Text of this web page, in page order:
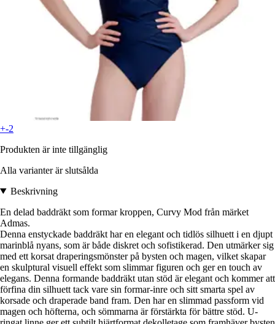
+-2
Produkten är inte tillgänglig
Alla varianter är slutsålda
Beskrivning
En delad baddräkt som formar kroppen, Curvy Mod från märket
Admas.
Denna enstyckade baddräkt har en elegant och tidlös silhuett i en djupt
marinblå nyans, som är både diskret och sofistikerad. Den utmärker sig
med ett korsat draperingsmönster på bysten och magen, vilket skapar
en skulptural visuell effekt som slimmar figuren och ger en touch av
elegans. Denna formande baddräkt utan stöd är elegant och kommer att
förfina din silhuett tack vare sin formar-inre och sitt smarta spel av
korsade och draperade band fram. Den har en slimmad passform vid
magen och höfterna, och sömmarna är förstärkta för bättre stöd. U-